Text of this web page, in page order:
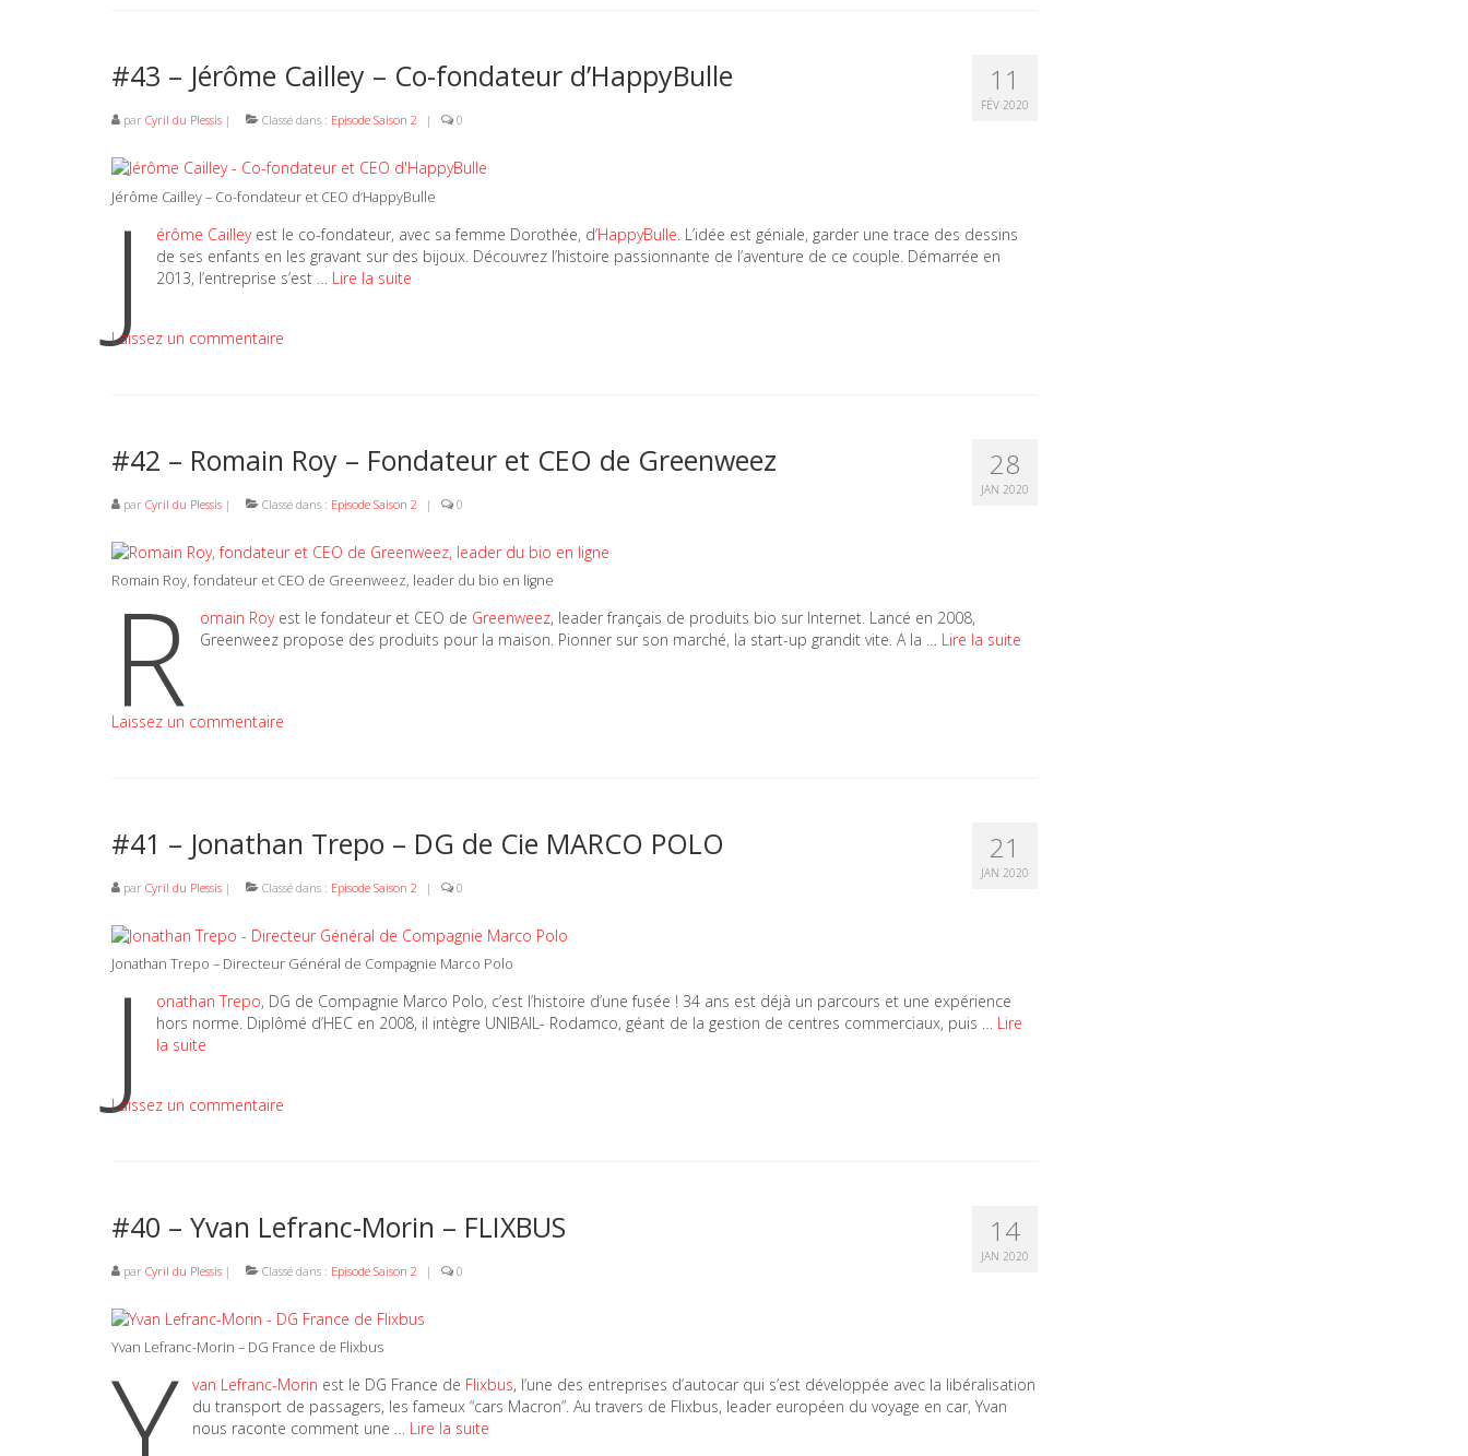
11
FÉV 2020
#43 – Jérôme Cailley – Co-fondateur d’HappyBulle
par Cyril du Plessis | Classé dans : Episode Saison 2 | 0
Jérôme Cailley – Co-fondateur et CEO d’HappyBulle
J érôme Cailleyest le co-fondateur, avec sa femme Dorothée, d’HappyBulle . L’idée est géniale, garder une trace des dessins
de ses enfants en les gravant sur des bijoux. Découvrez l’histoire passionnante de l’aventure de ce couple. Démarrée en
2013, l’entreprise s’est … Lire la suite
Laissez un commentaire
28
JAN 2020
#42 – Romain Roy – Fondateur et CEO de Greenweez
par Cyril du Plessis | Classé dans : Episode Saison 2 | 0
Romain Roy, fondateur et CEO de Greenweez, leader du bio en ligne
R omain Royest le fondateur et CEO de Greenweez, leader français de produits bio sur Internet. Lancé en 2008,
Greenweez propose des produits pour la maison. Pionner sur son marché, la start-up grandit vite. A la … Lire la suite
Laissez un commentaire
21
JAN 2020
#41 – Jonathan Trepo – DG de Cie MARCO POLO
par Cyril du Plessis | Classé dans : Episode Saison 2 | 0
Jonathan Trepo – Directeur Général de Compagnie Marco Polo
J onathan Trepo, DG de Compagnie Marco Polo, c’est l’histoire d’une fusée ! 34 ans est déjà un parcours et une expérience
hors norme. Diplômé d’HEC en 2008, il intègre UNIBAIL- Rodamco, géant de la gestion de centres commerciaux, puis … Lire
la suite
Laissez un commentaire
14
JAN 2020
#40 – Yvan Lefranc-Morin – FLIXBUS
par Cyril du Plessis | Classé dans : Episode Saison 2 | 0
Yvan Lefranc-Morin – DG France de Flixbus
van Lefranc-Morin est le DG France de Flixbus, l’une des entreprises d’autocar qui s’est développée avec la libéralisation
du transport de passagers, les fameux “cars Macron”. Au travers de Flixbus, leader européen du voyage en car, Yvan
nous raconte comment une … Lire la suite